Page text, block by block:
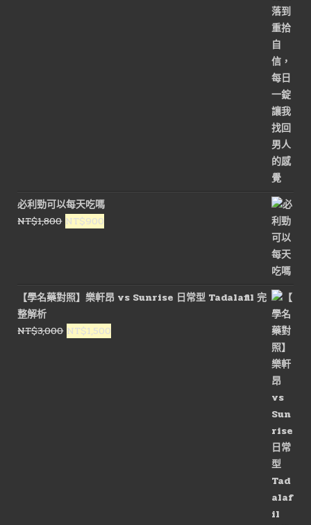
必利勁可以每天吃嗎
NT$1,800 原
NT$1,800。
NT$900
NT$900。
【學名藥對照】樂軒昂 vs Sunrise 日常型 Tadalafil 完
整解析
NT$3,000 原
NT$1,500